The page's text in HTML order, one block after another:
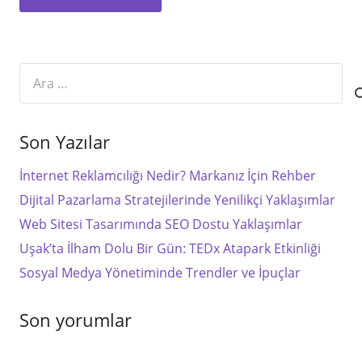
Son Yazılar
İnternet Reklamcılığı Nedir? Markanız İçin Rehber
Dijital Pazarlama Stratejilerinde Yenilikçi Yaklaşımlar
Web Sitesi Tasarımında SEO Dostu Yaklaşımlar
Uşak’ta İlham Dolu Bir Gün: TEDx Atapark Etkinliği
Sosyal Medya Yönetiminde Trendler ve İpuçlar
Son yorumlar